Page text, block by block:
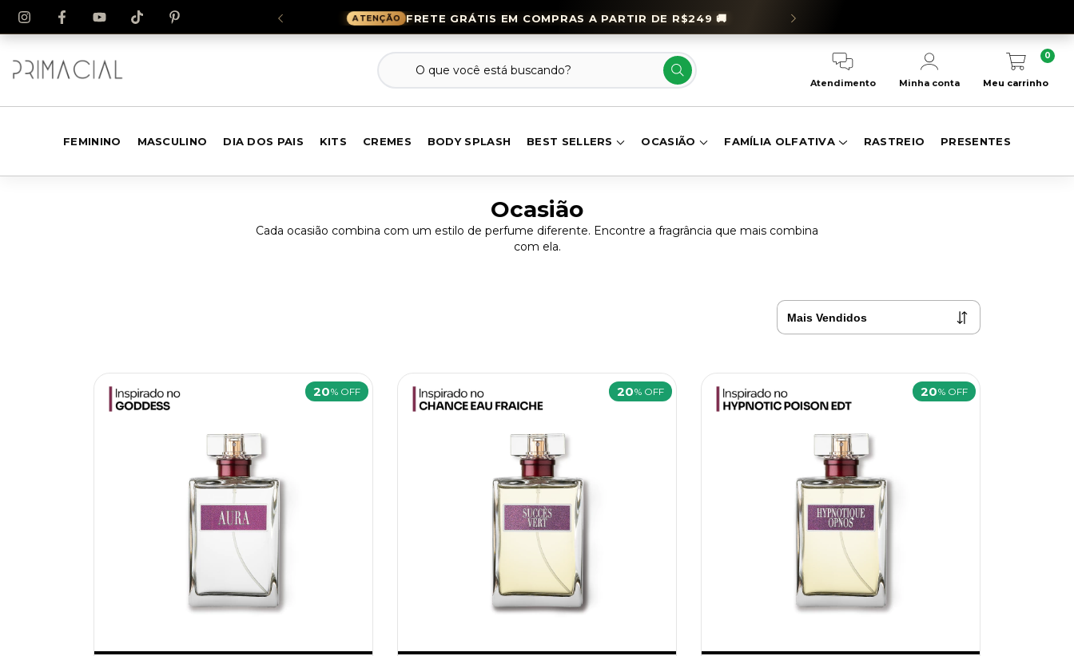
DA MARCA FRETE GRÁTIS EM COMPRAS A PARTIR DE R$249 🚚
Atendimento Minha conta Meu carrinho
0
FEMININO MASCULINO DIA DOS PAIS KITS CREMES BODY SPLASH BEST SELLERS OCASIÃO FAMÍLIA OLFATIVA RASTREIO PRESENTES
Ocasião
Cada ocasião combina com um estilo de perfume diferente. Encontre a fragrância que mais combina
com ela.
20% OFF 20% OFF 20% OFF